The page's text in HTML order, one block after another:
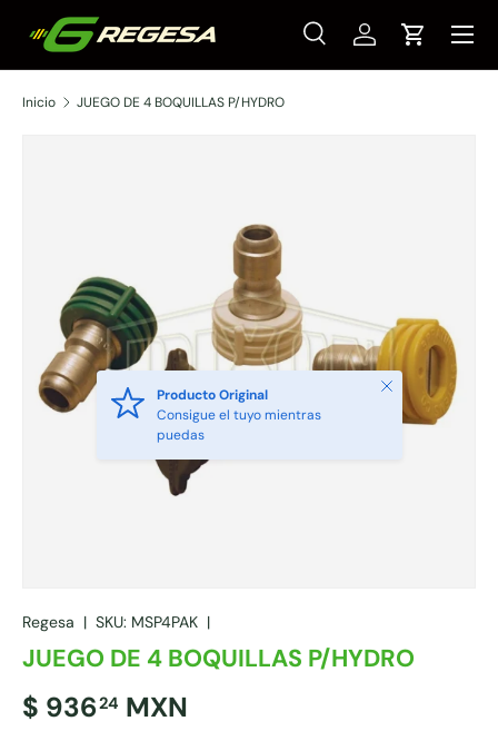
Ir al contenido
Buscar
Tipo de producto
BuscarIniciar sesión
Carrito
Menú
Inicio JUEGO DE 4 BOQUILLAS P/HYDRO
Producto Original
Consigue el tuyo mientras
puedas
Cerrar
Regesa | SKU: MSP4PAK |
JUEGO DE 4 BOQUILLAS P/HYDRO
$ 93624 MXN